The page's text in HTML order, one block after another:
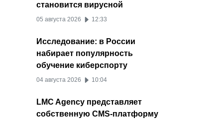
становится вирусной
05 августа 2026 12:33
Исследование: в России
набирает популярность
обучение киберспорту
04 августа 2026 10:04
LMC Agency представляет
собственную CMS-платформу